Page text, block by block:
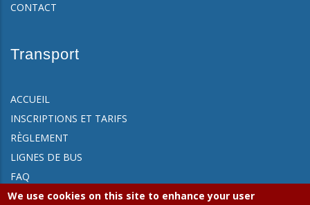
CONTACT
Transport
ACCUEIL
INSCRIPTIONS ET TARIFS
RÈGLEMENT
LIGNES DE BUS
FAQ
CONTACT
We use cookies on this site to enhance your user